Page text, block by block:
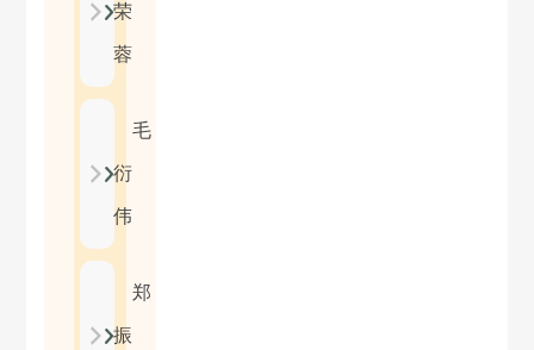
荣
蓉
毛
衍
伟
郑
振